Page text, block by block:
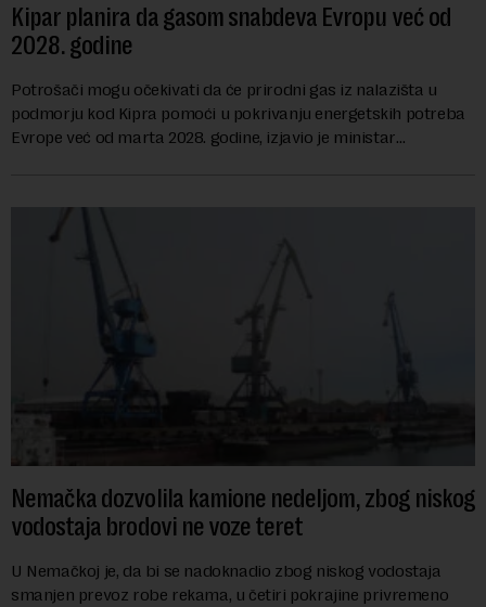
Kipar planira da gasom snabdeva Evropu već od
2028. godine
Potrošači mogu očekivati da će prirodni gas iz nalazišta u
podmorju kod Kipra pomoći u pokrivanju energetskih potreba
Evrope već od marta 2028. godine, izjavio je ministar
Nemačka dozvolila kamione nedeljom, zbog niskog
vodostaja brodovi ne voze teret
U Nemačkoj je, da bi se nadoknadio zbog niskog vodostaja
smanjen prevoz robe rekama, u četiri pokrajine privremeno